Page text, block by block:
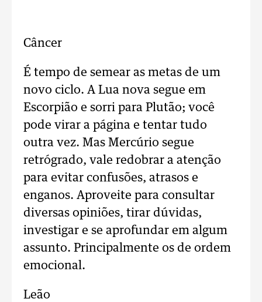
Câncer
É tempo de semear as metas de um
novo ciclo. A Lua nova segue em
Escorpião e sorri para Plutão; você
pode virar a página e tentar tudo
outra vez. Mas Mercúrio segue
retrógrado, vale redobrar a atenção
para evitar confusões, atrasos e
enganos. Aproveite para consultar
diversas opiniões, tirar dúvidas,
investigar e se aprofundar em algum
assunto. Principalmente os de ordem
emocional.
Leão